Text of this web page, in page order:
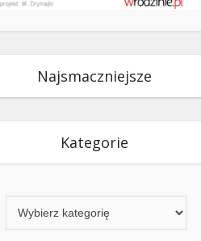
Najsmaczniejsze
Kategorie